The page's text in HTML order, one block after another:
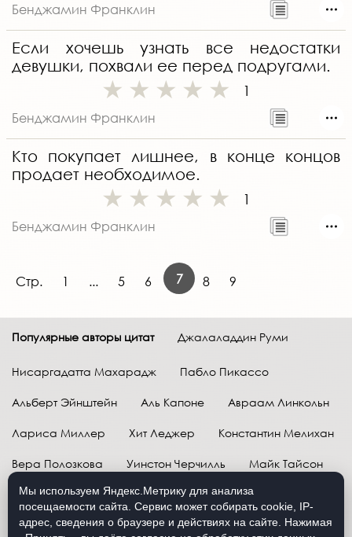
Бенджамин Франклин
Если хочешь узнать все недостатки
девушки, похвали ее перед подругами.
1
Бенджамин Франклин
Кто покупает лишнее, в конце концов
продает необходимое.
1
Бенджамин Франклин
Стр. 1 ... 5 6 7 8 9
Популярные авторы цитат Джалаладдин Руми
Нисаргадатта Махарадж Пабло Пикассо
Альберт Эйнштейн Аль Капоне Авраам Линкольн
Лариса Миллер Хит Леджер Константин Мелихан
Вера Полозкова Уинстон Черчилль Майк Тайсон
Марк Твен Расул Гамзатов Грег Плитт
Далай-лама XIV Уоррен Баффетт
Мы используем Яндекс.Метрику для анализа
посещаемости сайта. Сервис может собирать cookie, IP-
адрес, сведения о браузере и действиях на сайте. Нажимая